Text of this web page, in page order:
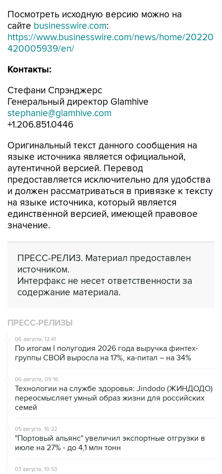
Посмотреть исходную версию можно на
сайте businesswire.com:
https://www.businesswire.com/news/home/20220
420005939/en/
Контакты:
Стефани Спрэнджерс
Генеральный директор Glamhive
stephanie@glamhive.com
+1.206.851.0446
Оригинальный текст данного сообщения на
языке источника является официальной,
аутентичной версией. Перевод
предоставляется исключительно для удобства
и должен рассматриваться в привязке к тексту
на языке источника, который является
единственной версией, имеющей правовое
значение.
ПРЕСС-РЕЛИЗ. Материал предоставлен
источником.
Интерфакс не несет ответственности за
содержание материала.
ПРЕСС-РЕЛИЗЫ
06 августа, 12:41
По итогам I полугодия 2026 года выручка финтех-
группы СВОЙ выросла на 17%, ка-питал – на 34%
06 августа, 09:16
Технологии на службе здоровья: Jindodo (ЖИНДОДО)
переосмысляет умный образ жизни для российских
семей
05 августа, 16:22
"Портовый альянс" увеличил экспортные отгрузки в
июле на 27% - до 4,1 млн тонн
03 августа, 10:53